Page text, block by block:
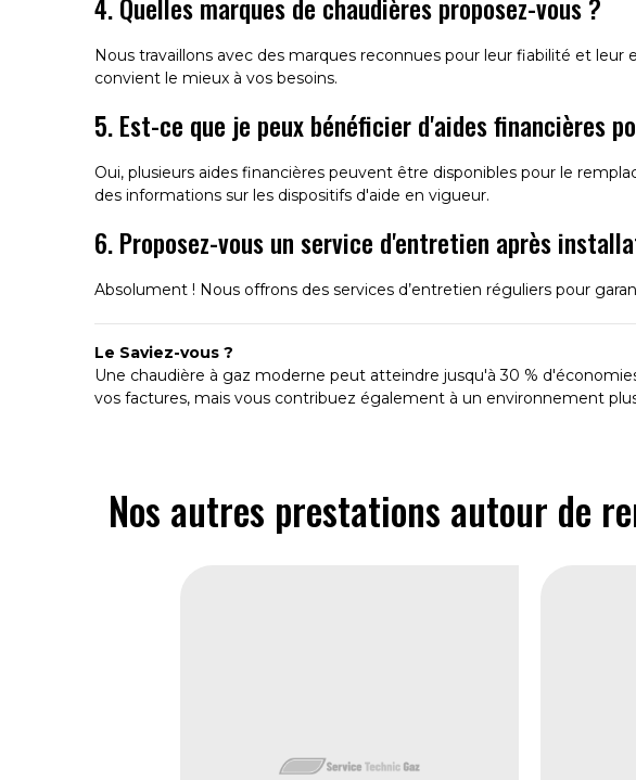
4. Quelles marques de chaudières proposez-vous ?
Nous travaillons avec des marques reconnues pour leur fiabilité et
convient le mieux à vos besoins.
5. Est-ce que je peux bénéficier d'aides financières
Oui, plusieurs aides financières peuvent être disponibles pour le
des informations sur les dispositifs d'aide en vigueur.
6. Proposez-vous un service d'entretien après
Absolument ! Nous offrons des services d’entretien réguliers pour
Le Saviez-vous ?
Une chaudière à gaz moderne peut atteindre jusqu'à 30 %
vos factures, mais vous contribuez également à un environnement
Nos autres prestations autour de